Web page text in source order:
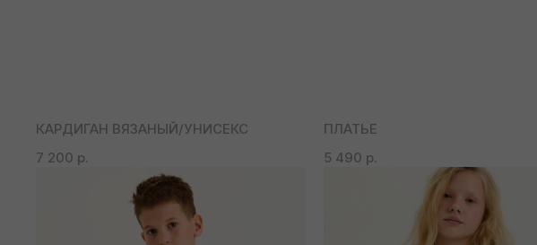
КАРДИГАН ВЯЗАНЫЙ/УНИСЕКС
7 200 р.
ПЛАТЬЕ
5 490 р.